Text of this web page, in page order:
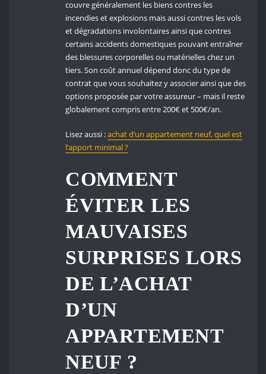
couvre généralement les biens contres les
incendies et explosions mais aussi contres les vols
et dégradations involontaires ainsi que contres
certains accidents domestiques pouvant entraîner
des blessures corporelles ou matérielles chez un
tiers. Son coût annuel dépend donc du type de
contrat que vous souhaitez y associer ainsi que des
options proposée par votre assureur – mais il reste
globalement compris entre 200€ et 500€/an.
Lisez aussi :achat d’un appartement neuf, quel est
l’apport minimal ?
COMMENT
ÉVITER LES
MAUVAISES
SURPRISES LORS
DE L’ACHAT
D’UN
APPARTEMENT
NEUF ?